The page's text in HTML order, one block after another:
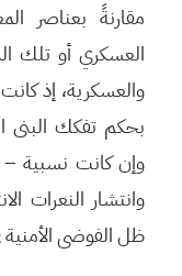
مقارنةً بعناصر
العسكري أو تلك
والعسكرية، إذ كانت
بحكم تفكك البنى
وإن كانت نسبية –
وانتشار النعرات
ظل الفوضى الأمنية